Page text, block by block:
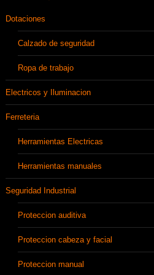
Dotaciones
Calzado de seguridad
Ropa de trabajo
Electricos y Iluminacion
Ferreteria
Herramientas Electricas
Herramientas manuales
Seguridad Industrial
Proteccion auditiva
Proteccion cabeza y facial
Proteccion manual